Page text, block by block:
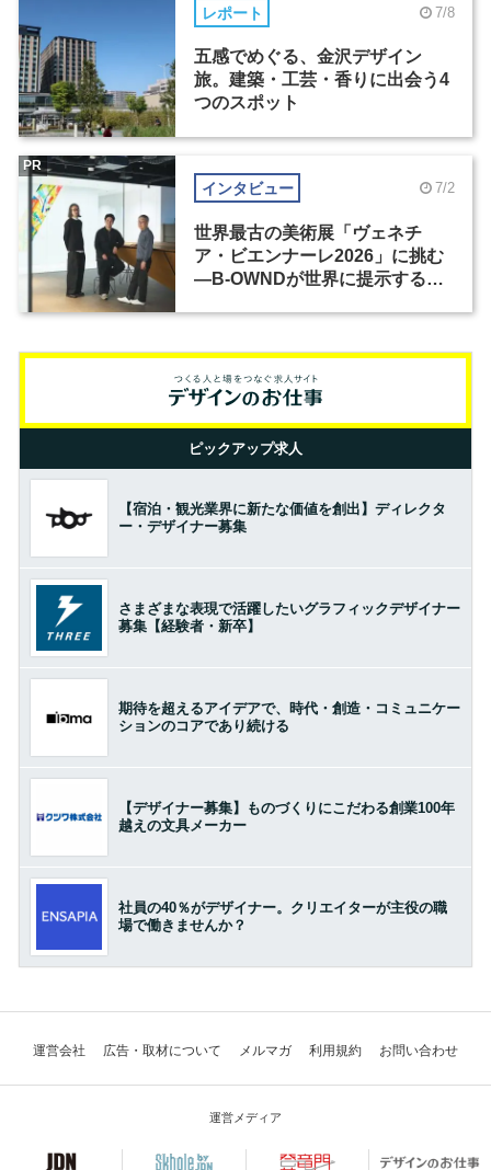
レポート 7/8
五感でめぐる、金沢デザイン
旅。建築・工芸・香りに出会う4
つのスポット
インタビュー 7/2
世界最古の美術展「ヴェネチ
ア・ビエンナーレ2026」に挑む
―B-OWNDが世界に提示する美
PR
ピックアップ求人
【宿泊・観光業界に新たな価値を創出】ディレクタ
ー・デザイナー募集
さまざまな表現で活躍したいグラフィックデザイナー
募集【経験者・新卒】
期待を超えるアイデアで、時代・創造・コミュニケー
ションのコアであり続ける
【デザイナー募集】ものづくりにこだわる創業100年
越えの文具メーカー
社員の40％がデザイナー。クリエイターが主役の職
場で働きませんか？
運営会社 広告・取材について メルマガ 利用規約 お問い合わせ
運営メディア